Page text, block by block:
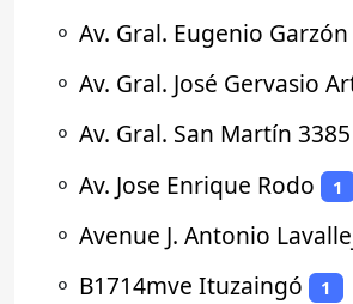
⚬ Av. Gral. Eugenio Garzón
⚬ Av. Gral. José Gervasio
⚬ Av. Gral. San Martín 3385
⚬ Av. Jose Enrique Rodo 1
⚬ Avenue J. Antonio
⚬ B1714mve Ituzaingó 1